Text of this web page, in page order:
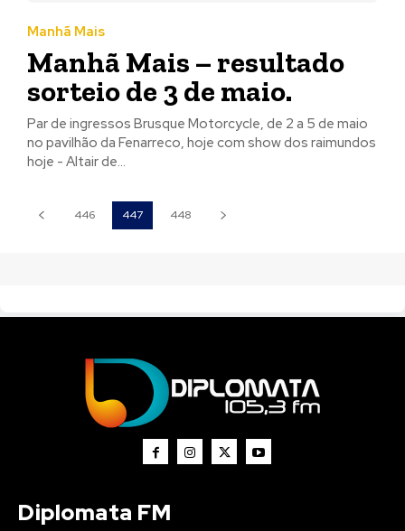
Manhã Mais
Manhã Mais – resultado
sorteio de 3 de maio.
Par de ingressos Brusque Motorcycle, de 2 a 5 de maio
no pavilhão da Fenarreco, hoje com show dos raimundos
hoje - Altair de...
446 447 448
Diplomata FM